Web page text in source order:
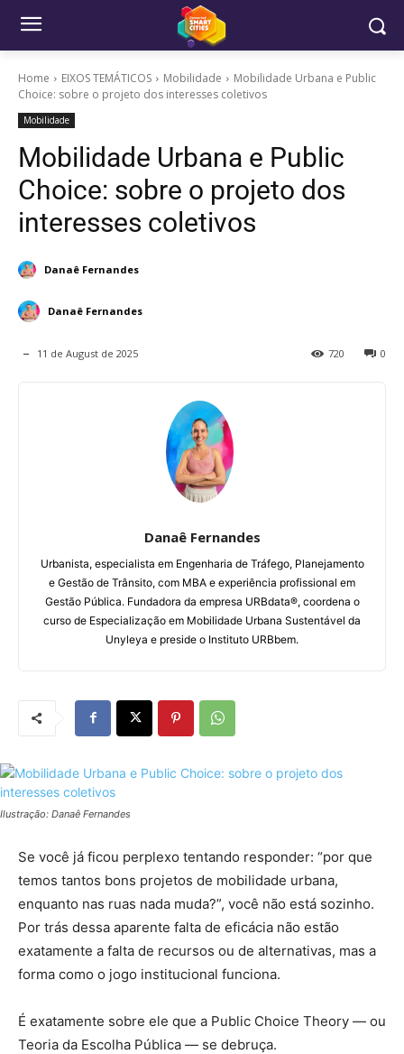
Home EIXOS TEMÁTICOS Mobilidade
Mobilidade Urbana e Public
Choice: sobre o projeto dos interesses coletivos
Mobilidade
Mobilidade Urbana e Public
Choice: sobre o projeto dos
interesses coletivos
Danaê Fernandes
Danaê Fernandes
11 de August de 2025 0
720
Danaê Fernandes
Urbanista, especialista em Engenharia de Tráfego, Planejamento
e Gestão de Trânsito, com MBA e experiência profissional em
Gestão Pública. Fundadora da empresa URBdata®, coordena o
curso de Especialização em Mobilidade Urbana Sustentável da
Unyleya e preside o Instituto URBbem.
Ilustração: Danaê Fernandes
Se você já ficou perplexo tentando responder: “por que
temos tantos bons projetos de mobilidade urbana,
enquanto nas ruas nada muda?”, você não está sozinho.
Por trás dessa aparente falta de eficácia não estão
exatamente a falta de recursos ou de alternativas, mas a
forma como o jogo institucional funciona.
É exatamente sobre ele que a Public Choice Theory — ou
Teoria da Escolha Pública — se debruça.